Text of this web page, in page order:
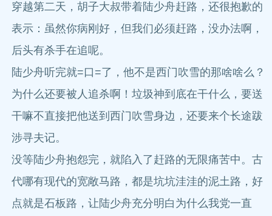
穿越第二天，胡子大叔带着陆少舟赶路，还很抱歉的
表示：虽然你病刚好，但我们必须赶路，没办法啊，
后头有杀手在追呢。
陆少舟听完就=口=了，他不是西门吹雪的那啥啥么？
为什么还要被人追杀啊！垃圾神到底在干什么，要送
干嘛不直接把他送到西门吹雪身边，还要来个长途跋
涉寻夫记。
没等陆少舟抱怨完，就陷入了赶路的无限痛苦中。古
代哪有现代的宽敞马路，都是坑坑洼洼的泥土路，好
点就是石板路，让陆少舟充分明白为什么我党一直